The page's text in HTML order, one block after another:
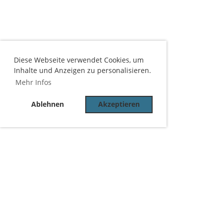
Diese Webseite verwendet Cookies, um
Inhalte und Anzeigen zu personalisieren.
Mehr Infos
Ablehnen Akzeptieren